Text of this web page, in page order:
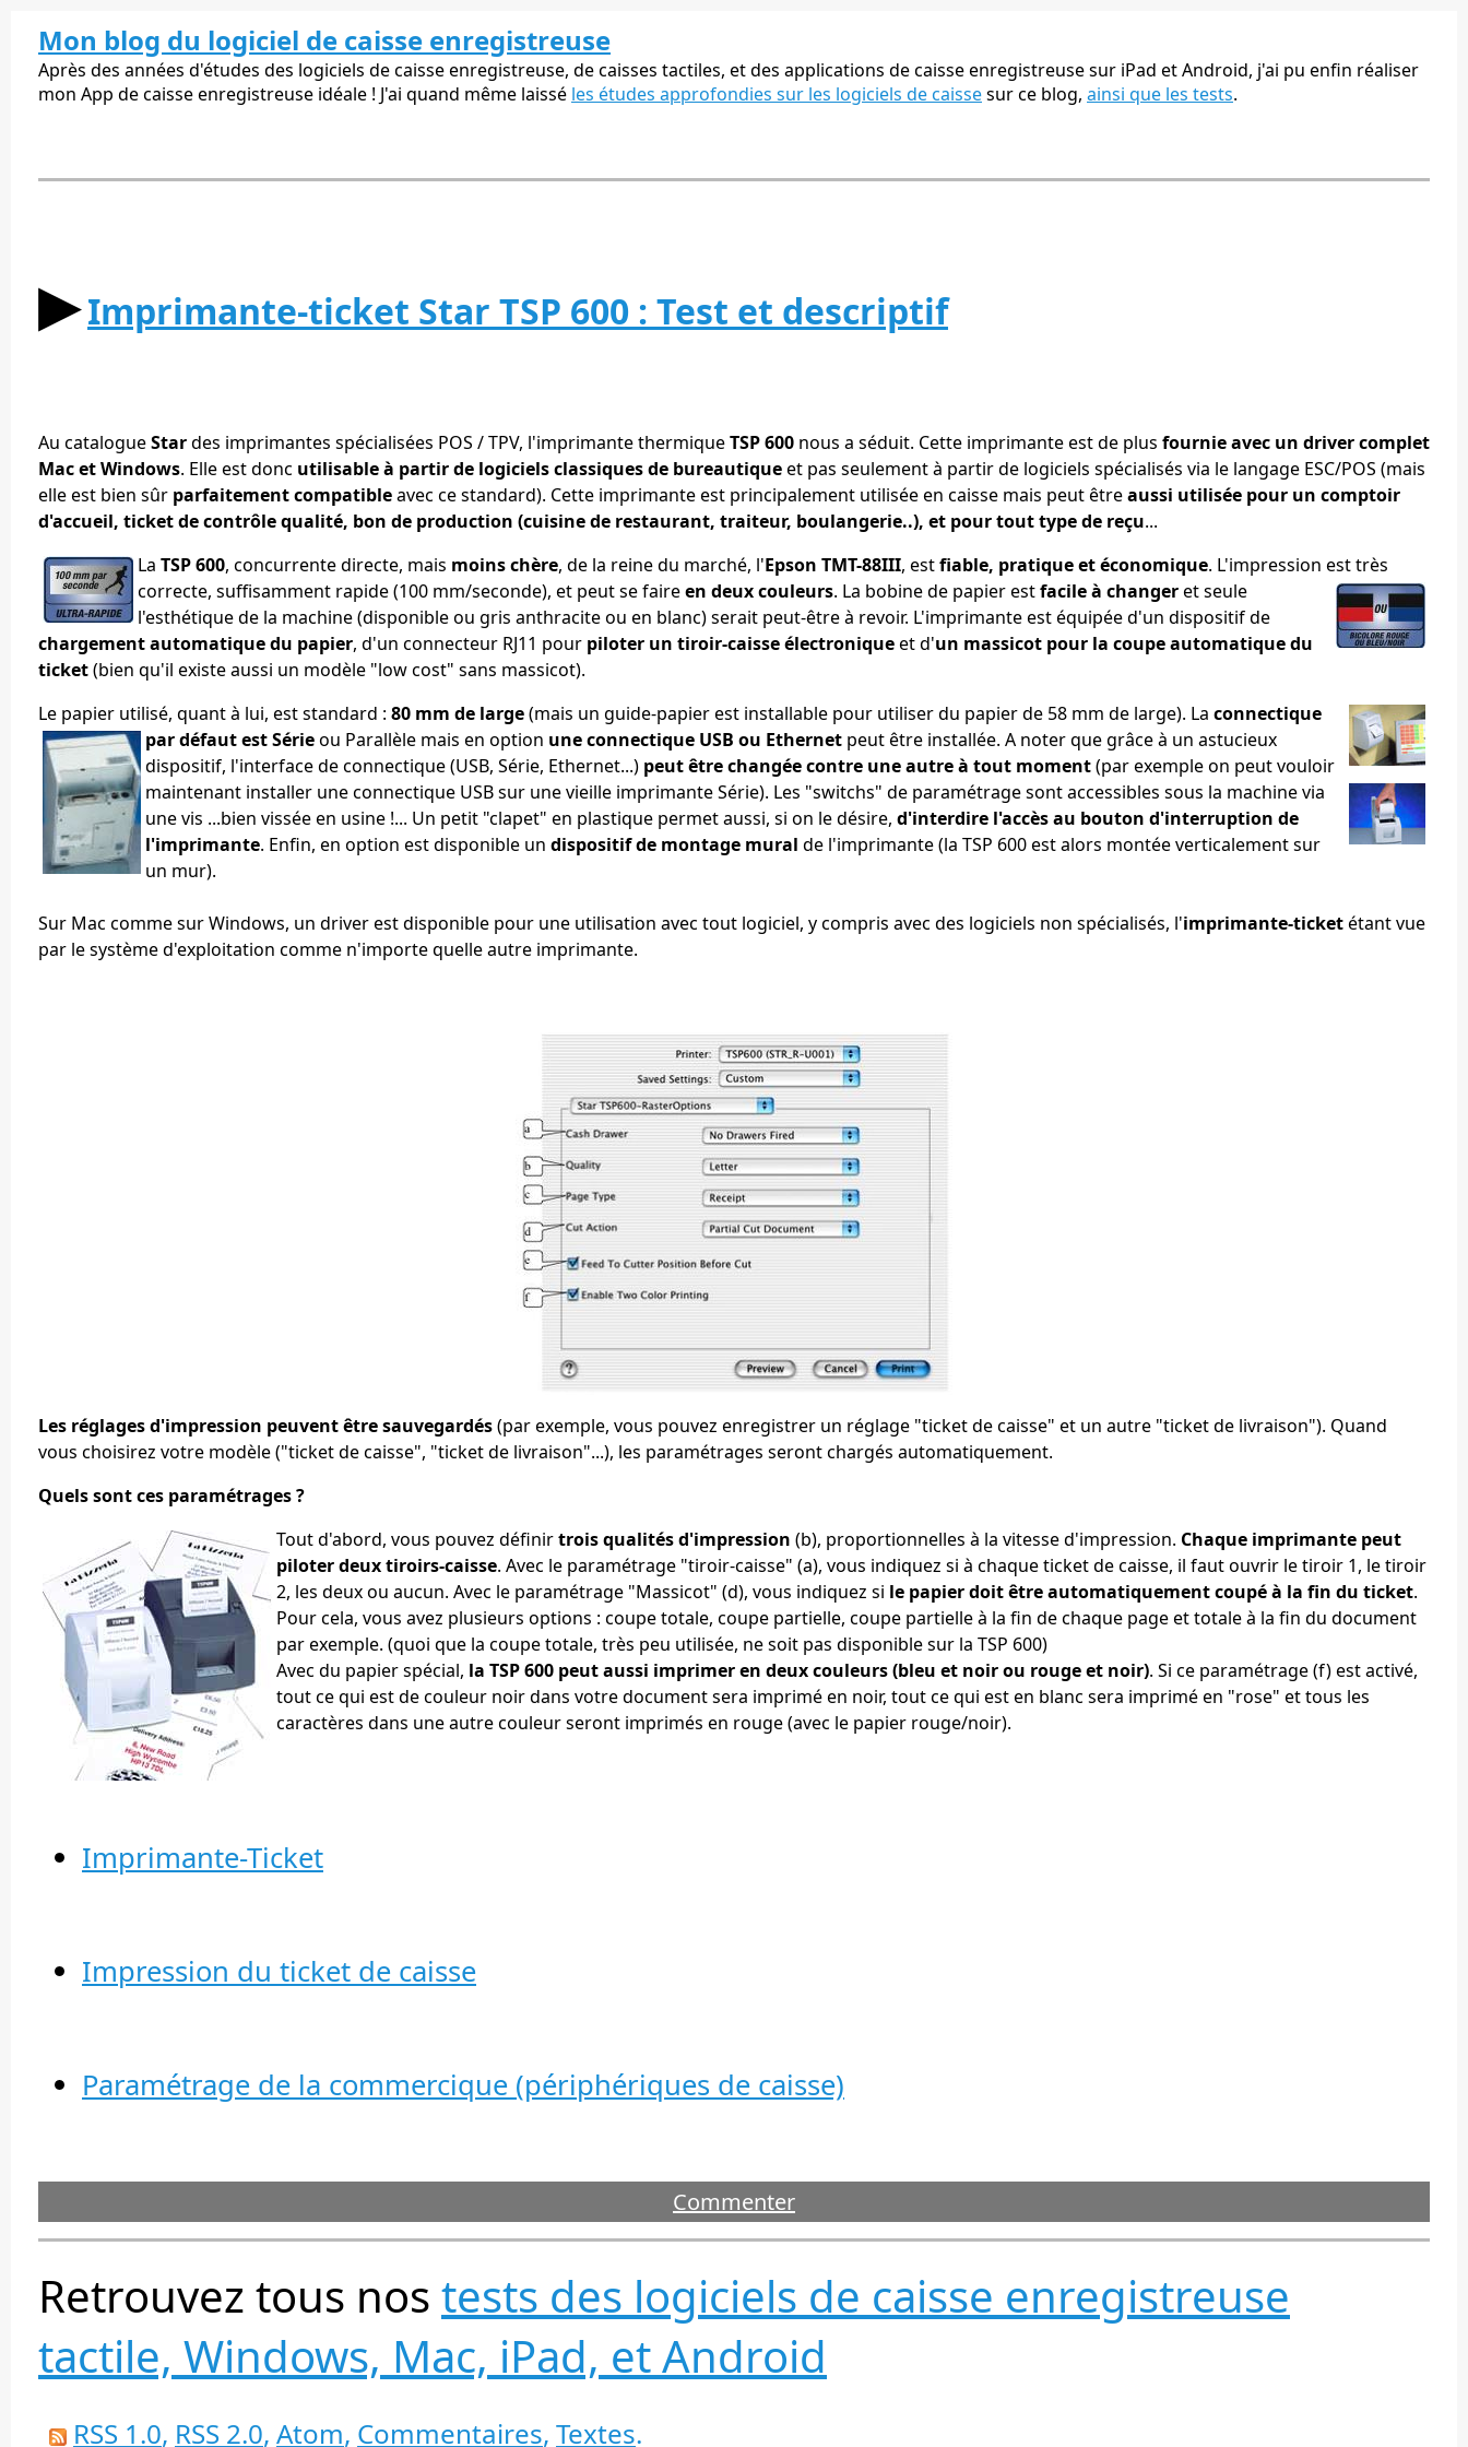
Mon blog du logiciel de caisse enregistreuse
Après des années d'études des logiciels de caisse enregistreuse, de caisses tactiles, et des applications de caisse enregistreuse sur iPad et Android, j'ai pu enfin réaliser
mon App de caisse enregistreuse idéale ! J'ai quand même laissé les études approfondies sur les logiciels de caissesur ce blog, ainsi que les tests.
▶︎ Imprimante-ticket Star TSP 600 : Test et descriptif
Au catalogueStardes imprimantes spécialisées POS / TPV, l'imprimante thermiqueTSP 600 nous a séduit. Cette imprimante est de plus fournie avec un driver complet
Mac et Windows. Elle est donc utilisable à partir de logiciels classiques de bureautiqueet pas seulement à partir de logiciels spécialisés via le langage ESC/POS (mais
elle est bien sûr parfaitement compatibleavec ce standard). Cette imprimante est principalement utilisée en caisse mais peut êtreaussi utilisée pour un comptoir
d'accueil, ticket de contrôle qualité, bon de production (cuisine de restaurant, traiteur, boulangerie..), et pour tout type de reçu...
La TSP 600, concurrente directe, mais moins chère, de la reine du marché, l'Epson TMT-88III, estfiable, pratique et économique. L'impression est très
correcte, suffisamment rapide(100 mm/seconde), et peut se faireen deux couleurs. La bobine de papier estfacile à changeret seule
l'esthétique de la machine (disponible ou gris anthracite ou en blanc) serait peut-être à revoir. L'imprimante est équipée d'un dispositif de
chargement automatique du papier, d'un connecteur RJ11 pour piloter un tiroir-caisse électroniqueet d'un massicot pour la coupe automatique du
ticket(bien qu'il existe aussi un modèle "low cost" sans massicot).
Le papier utilisé, quant à lui, est standard : 80 mm de large(mais un guide-papier est installable pour utiliser du papier de 58 mm de large). La connectique
par défaut est Sérieou Parallèle mais en option une connectique USB ou Ethernet peut être installée. A noter que grâce à un astucieux
dispositif, l'interface de connectique (USB, Série, Ethernet...) peut être changée contre une autre à tout moment(par exemple on peut vouloir
maintenant installer une connectique USB sur une vieille imprimante Série). Les "switchs" de paramétrage sont accessibles sous la machine via
une vis ...bien vissée en usine !... Un petit "clapet" en plastique permet aussi, si on le désire, d'interdire l'accès au bouton d'interruption de
l'imprimante. Enfin, en option est disponible un dispositif de montage mural de l'imprimante (la TSP 600 est alors montée verticalement sur
un mur).
Sur Mac comme sur Windows, un driver est disponible pour une utilisation avec tout logiciel, y compris avec des logiciels non spécialisés, l'imprimante-ticketétant vue
par le système d'exploitation comme n'importe quelle autre imprimante.
Les réglages d'impression peuvent être sauvegardés(par exemple, vous pouvez enregistrer un réglage "ticket de caisse" et un autre "ticket de livraison"). Quand
vous choisirez votre modèle ("ticket de caisse", "ticket de livraison"...), les paramétrages seront chargés automatiquement.
Quels sont ces paramétrages ?
Tout d'abord, vous pouvez définirtrois qualités d'impression (b), proportionnelles à la vitesse d'impression. Chaque imprimante peut
piloter deux tiroirs-caisse. Avec le paramétrage "tiroir-caisse" (a), vous indiquez si à chaque ticket de caisse, il faut ouvrir le tiroir 1, le tiroir
2, les deux ou aucun. Avec le paramétrage "Massicot" (d), vous indiquez si le papier doit être automatiquement coupé à la fin du ticket.
Pour cela, vous avez plusieurs options : coupe totale, coupe partielle, coupe partielle à la fin de chaque page et totale à la fin du document
par exemple. (quoi que la coupe totale, très peu utilisée, ne soit pas disponible sur la TSP 600)
Avec du papier spécial, la TSP 600 peut aussi imprimer en deux couleurs (bleu et noir ou rouge et noir). Si ce paramétrage (f) est activé,
tout ce qui est de couleur noir dans votre document sera imprimé en noir, tout ce qui est en blanc sera imprimé en "rose" et tous les
caractères dans une autre couleur seront imprimés en rouge (avec le papier rouge/noir).
Imprimante-Ticket
Impression du ticket de caisse
Paramétrage de la commercique (périphériques de caisse)
Commenter
Retrouvez tous nos tests des logiciels de caisse enregistreuse
tactile, Windows, Mac, iPad, et Android
RSS 1.0, RSS 2.0, Atom, Commentaires, Textes.